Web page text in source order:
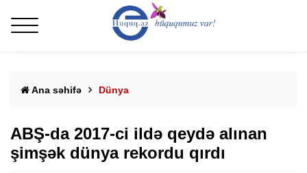
Ana səhifə Dünya
ABŞ-da 2017-ci ildə qeydə alınan
şimşək dünya rekordu qırdı